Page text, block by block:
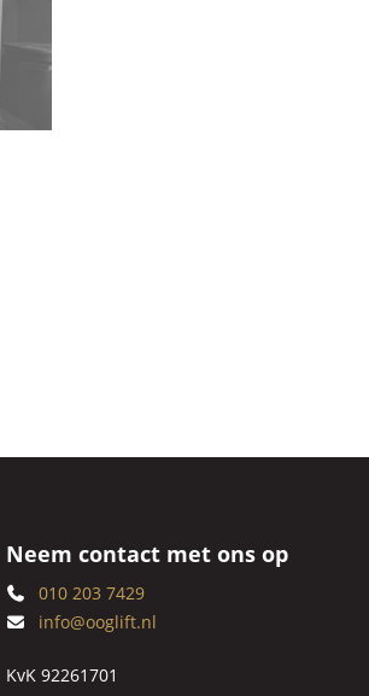
Neem contact met ons op
010 203 7429
info@ooglift.nl
KvK 92261701